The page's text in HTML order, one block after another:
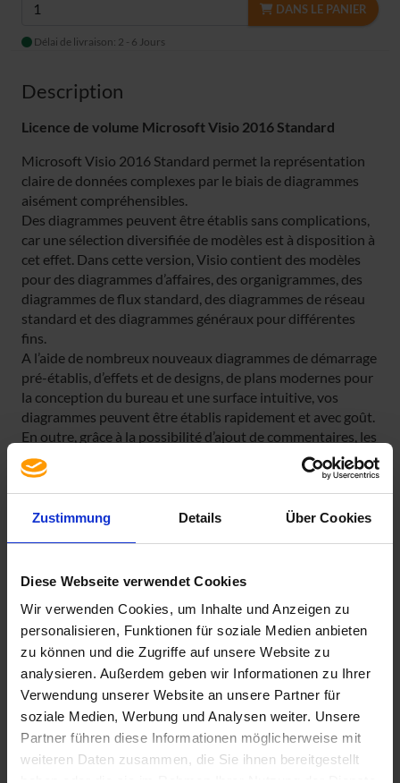
Zustimmung Details Über Cookies
Diese Webseite verwendet Cookies
Wir verwenden Cookies, um Inhalte und Anzeigen zu
personalisieren, Funktionen für soziale Medien anbieten
zu können und die Zugriffe auf unsere Website zu
analysieren. Außerdem geben wir Informationen zu Ihrer
Verwendung unserer Website an unsere Partner für
soziale Medien, Werbung und Analysen weiter. Unsere
Partner führen diese Informationen möglicherweise mit
weiteren Daten zusammen, die Sie ihnen bereitgestellt
DANS LE PANIER
Délai de livraison: 2 - 6 Jours
Description
Licence de volume Microsoft Visio 2016 Standard
Microsoft Visio 2016 Standard permet la représentation
claire de données complexes par le biais de diagrammes
aisément compréhensibles.
Des diagrammes peuvent être établis sans complications,
car une sélection diversifiée de modèles est à disposition à
cet effet. Dans cette version, Visio contient des modèles
pour des diagrammes d’affaires, des organigrammes, des
diagrammes de flux standard, des diagrammes de réseau
standard et des diagrammes généraux pour différentes
fins.
A l’aide de nombreux nouveaux diagrammes de démarrage
pré-établis, d’effets et de designs, de plans modernes pour
la conception du bureau et une surface intuitive, vos
diagrammes peuvent être établis rapidement et avec goût.
En outre, grâce à la possibilité d’ajout de commentaires, les
diagrammes peuvent maintenant être traités en équipe.
Attention ! Les versions Windows Installer ne peuvent
pas être installées à l’aide des fonctions « Démarrer en
un clic » (Click-to-Run) !
Spécification
Contenu de la livraison
Langue
Single Language
Version
2016 Standard